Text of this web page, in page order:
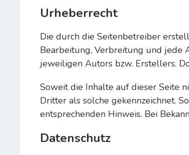
Urheberrecht
Die durch die Seitenbetreiber
Bearbeitung, Verbreitung und jede
jeweiligen Autors bzw. Erstellers.
Soweit die Inhalte auf dieser Seite
Dritter als solche gekennzeichnet.
entsprechenden Hinweis. Bei
Datenschutz